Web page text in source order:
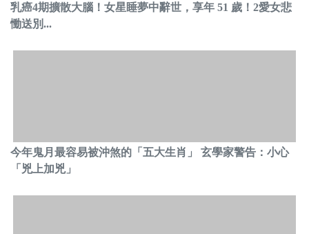
乳癌4期擴散大腦！女星睡夢中辭世，享年 51 歲！2愛女悲
慟送別...
今年鬼月最容易被沖煞的「五大生肖」 玄學家警告：小心
「兇上加兇」